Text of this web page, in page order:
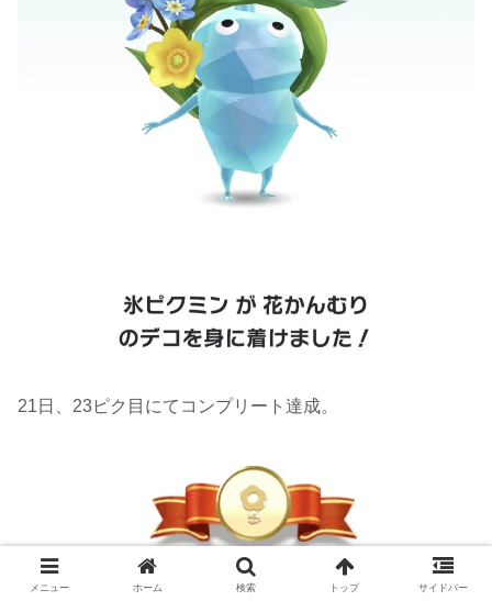
21日、23ピク目にてコンプリート達成。
メニュー ホーム 検索 トップ サイドバー